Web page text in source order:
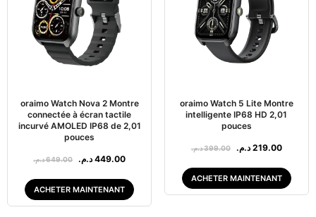
oraimo Watch Nova 2 Montre
connectée à écran tactile
incurvé AMOLED IP68 de 2,01
pouces
649.00د.م. 449.00 د.م.
ACHETER MAINTENANT
oraimo Watch 5 Lite Montre
intelligente IP68 HD 2,01
pouces
399.00د.م. 219.00 د.م.
ACHETER MAINTENANT